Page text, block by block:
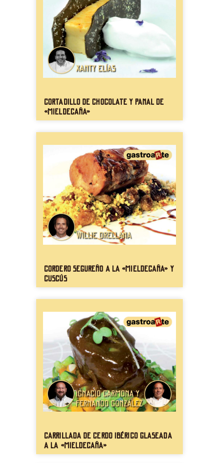
Cortadillo de chocolate y panal de
«mieldecaña»
Cordero segureño a la «mieldecaña» y
cuscús
Carrillada de cerdo ibérico glaseada
a la «mieldecaña»